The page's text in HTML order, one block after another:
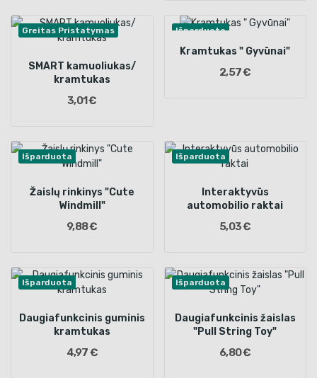
Greitas Pristatymas
SMART kamuoliukas/
kramtukas
3,01 €
Išparduota
Kramtukas " Gyvūnai"
2,57 €
Išparduota
Žaislų rinkinys "Cute
Windmill"
9,88 €
Išparduota
Interaktyvūs
automobilio raktai
5,03 €
Išparduota
Daugiafunkcinis guminis
kramtukas
4,97 €
Išparduota
Daugiafunkcinis žaislas
"Pull String Toy"
6,80 €